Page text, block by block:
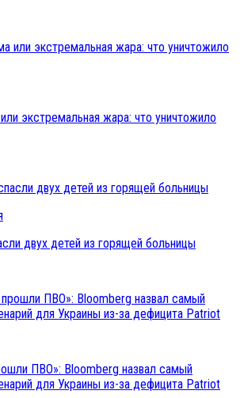
экстремальная жара: что уничтожило
двух детей из горящей больницы
ПВО»: Bloomberg назвал самый
для Украины из-за дефицита Patriot